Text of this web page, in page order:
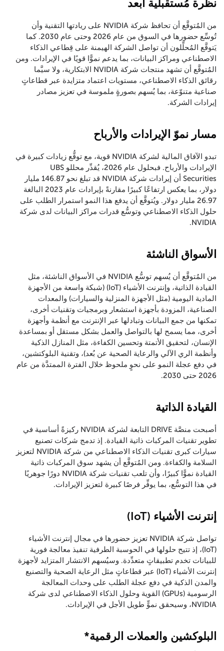
نظرة مُستقبلية أبعد
من المُتوقَّع أن تحافظ شركة NVIDIA على ريادتها التقنية وأن
تُوسِّع حضورها في السوق من عام 2026 وحتى عام 2030. كما
يَتوقَّع المُحلِّلون أن تواصل الشركة الهيمنة على قِطاعي الذكاء
الاصطناعي ومراكز البيانات، بما يدعم نموًّا قويًا في الإيرادات. ومن
المُتوقَّع أن تشهد منتجات شركة NVIDIA الابتكارية، ولا سيَّما
رقائق الذكاء الاصطناعي، مستويات اعتماد متزايدة عبر قطاعاتٍ
صناعية متنوّعة، بما يُسهم بصورةٍ ملموسة في تعزيز مصادر
إيرادات الشركة.
مسار نموّ الإيرادات والأرباح
تبدو الآفاق المالية لشركة NVIDIA قوية، مع توقُّع زيادات كبيرة في
الإيرادات والأرباح. فبحلول عام 2026، يُقدِّر محللو UBS
Securities أن إيرادات شركة NVIDIA قد تبلغ نحو 146.87 مليار
دولار، بما يعكس ارتفاعًا كبيرًا مقارنةً بإيرادات عام 2023 البالغة
26.97 مليار دولار. ويُتوقَّع أن يدفع هذا النمو استمرار الطلب على
حلول الذكاء الاصطناعي وتوسُّع قدرات مراكز البيانات لدى شركة
NVIDIA.
الأسواق الناشئة
من المُتوقَّع أن يُسهم توسُّع NVIDIA في الأسواق الناشئة، مثل
القيادة الذاتية، وإنترنت الأشياء (IoT) (شبكة واسعة من الأجهزة
المادية اليومية (مثل الأجهزة المنزلية والسيارات) والمعدات
الصناعية، المزودة بأجهزة استشعار وبرمجيات وتقنيات أخرى،
تمكنها من جمع البيانات وتبادلها عبر الإنترنت مع أنظمة وأجهزة
أخرى، مما يسمح لها بالتواصل والعمل بشكل مستقل أو بمساعدة
الإنسان، لتحقيق الأتمتة وتحسين الكفاءة، مثل المنازل الذكية
وأنظمة الري الآلي والرعاية الصحية عن بُعد)، وتقنية البلوكتشين،
في دفع عجلة النمو على نحوٍ ملحوظ خلال الفترة الممتدَّة من عام
2026 حتى 2030.
القيادة الذاتية
أصبحت منصَّة DRIVE التابعة لشركة NVIDIA ركيزةً أساسية في
تطوير تقنيات المركبات ذاتية القيادة. إذ تدمج شركات تصنيع
سيارات كبرى تقنيات الذكاء الاصطناعي من شركة NVIDIA لتعزيز
السلامة والكفاءة. ومن المُتوقَّع أن يشهد سوق المركبات ذاتية
القيادة نموًّا كبيرًا، وأن تلعب تقنيات شركة NVIDIA دورًا جوهريًا
في هذا التوسُّع، بما يوفِّر فرصًا كبيرة لتعزيز الإيرادات.
إنترنت الأشياء (IoT)
تواصل شركة NVIDIA تعزيز حضورها في مجال إنترنت الأشياء
(IoT)، إذ تتيح حلولها في الحوسبة الطرفية تنفيذ معالجة فورية
للبيانات تخدم تطبيقاتٍ متعدِّدة. وسيُسهم الانتشار المتزايد لأجهزة
إنترنت الأشياء (IoT) عبر قطاعاتٍ مثل الرعاية الصحية والتصنيع
والمدن الذكية في دفع عجلة الطلب على وحدات المعالجة
الرسومية (GPUs) القوية وحلول الذكاء الاصطناعي لدى شركة
NVIDIA، وسيحقق نموٍّ طويل الأجل في الإيرادات.
البلوكشين والعملات الرقمية*